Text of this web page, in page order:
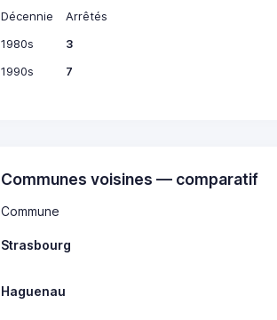
Décennie
Arrêtés
1980s
3
1990s
7
Communes voisines — comparatif
Commune
Strasbourg
Haguenau